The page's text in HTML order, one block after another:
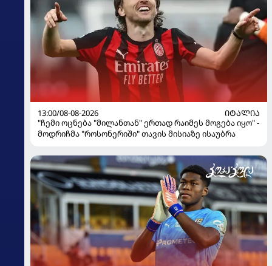
13:00/08-08-2026
ᲘᲢᲐᲚᲘᲐ
"ჩემი ოცნება "მილანთან" ერთად რაიმეს მოგება იყო" -
მოდრიჩმა "როსონერიში" თავის მისიაზე ისაუბრა